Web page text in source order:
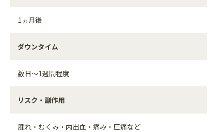
1ヵ月後
ダウンタイム
数日～1週間程度
リスク・副作用
腫れ・むくみ・内出血・痛み・圧痛など